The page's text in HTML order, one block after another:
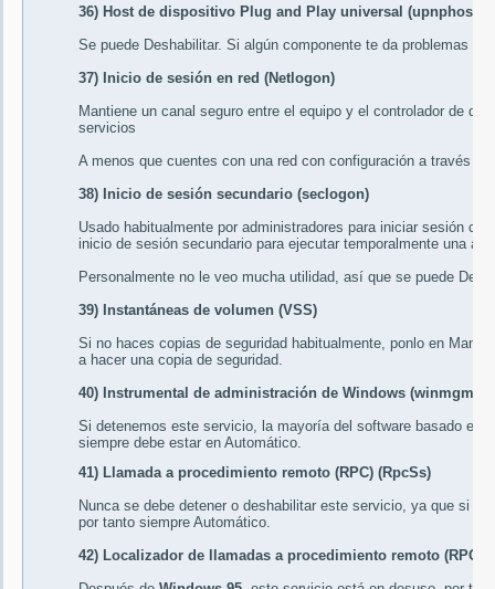
36) Host de dispositivo Plug and Play universal (upnphost)
Se puede Deshabilitar. Si algún componente te da problemas lo
37) Inicio de sesión en red (Netlogon)
Mantiene un canal seguro entre el equipo y el controlador de
servicios
A menos que cuentes con una red con configuración a través
38) Inicio de sesión secundario (seclogon)
Usado habitualmente por administradores para iniciar sesión
inicio de sesión secundario para ejecutar temporalmente una
Personalmente no le veo mucha utilidad, así que se puede
39) Instantáneas de volumen (VSS)
Si no haces copias de seguridad habitualmente, ponlo en Manual
a hacer una copia de seguridad.
40) Instrumental de administración de Windows (winmgmt)
Si detenemos este servicio, la mayoría del software basado en
siempre debe estar en Automático.
41) Llamada a procedimiento remoto (RPC) (RpcSs)
Nunca se debe detener o deshabilitar este servicio, ya que si
por tanto siempre Automático.
42) Localizador de llamadas a procedimiento remoto (RPC)